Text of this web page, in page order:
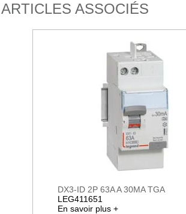
ARTICLES ASSOCIÉS
DX3-ID 2P 63A A 30MA TGA
LEG411651
En savoir plus +